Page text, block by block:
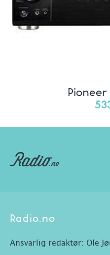
Pioneer
Radio.no
Ansvarlig redaktør: Ole